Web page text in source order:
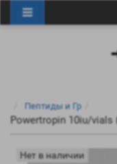
Пептиды и Гр
Powertropin 10iu/vials
Нет в наличии